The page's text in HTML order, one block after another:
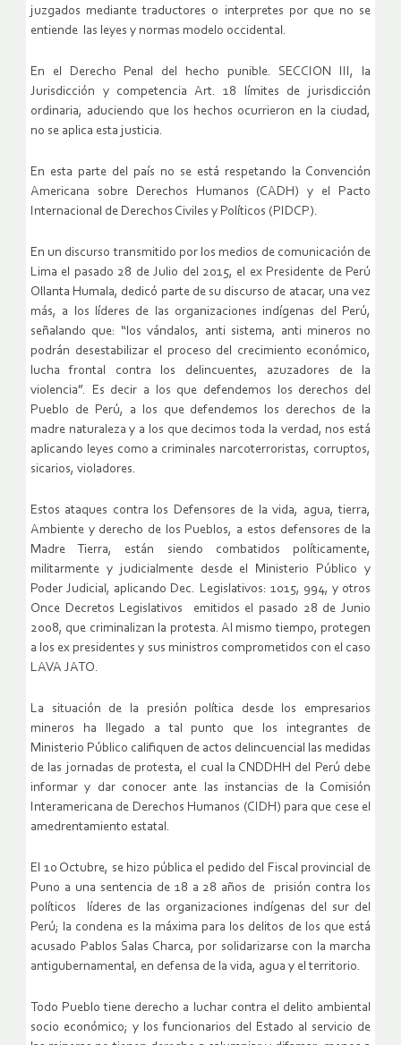
juzgados mediante traductores o interpretes por que no se
entiende las leyes y normas modelo occidental.
En el Derecho Penal del hecho punible. SECCION III, la
Jurisdicción y competencia Art. 18 límites de jurisdicción
ordinaria, aduciendo que los hechos ocurrieron en la ciudad,
no se aplica esta justicia.
En esta parte del país no se está respetando la Convención
Americana sobre Derechos Humanos (CADH) y el Pacto
Internacional de Derechos Civiles y Políticos (PIDCP).
En un discurso transmitido por los medios de comunicación de
Lima el pasado 28 de Julio del 2015, el ex Presidente de Perú
Ollanta Humala, dedicó parte de su discurso de atacar, una vez
más, a los líderes de las organizaciones indígenas del Perú,
señalando que: “los vándalos, anti sistema, anti mineros no
podrán desestabilizar el proceso del crecimiento económico,
lucha frontal contra los delincuentes, azuzadores de la
violencia”. Es decir a los que defendemos los derechos del
Pueblo de Perú, a los que defendemos los derechos de la
madre naturaleza y a los que decimos toda la verdad, nos está
aplicando leyes como a criminales narcoterroristas, corruptos,
sicarios, violadores.
Estos ataques contra los Defensores de la vida, agua, tierra,
Ambiente y derecho de los Pueblos, a estos defensores de la
Madre Tierra, están siendo combatidos políticamente,
militarmente y judicialmente desde el Ministerio Público y
Poder Judicial, aplicando Dec. Legislativos: 1015, 994, y otros
Once Decretos Legislativos emitidos el pasado 28 de Junio
2008, que criminalizan la protesta. Al mismo tiempo, protegen
a los ex presidentes y sus ministros comprometidos con el caso
LAVA JATO.
La situación de la presión política desde los empresarios
mineros ha llegado a tal punto que los integrantes de
Ministerio Público califiquen de actos delincuencial las medidas
de las jornadas de protesta, el cual la CNDDHH del Perú debe
informar y dar conocer ante las instancias de la Comisión
Interamericana de Derechos Humanos (CIDH) para que cese el
amedrentamiento estatal.
El 10 Octubre, se hizo pública el pedido del Fiscal provincial de
Puno a una sentencia de 18 a 28 años de prisión contra los
políticos líderes de las organizaciones indígenas del sur del
Perú; la condena es la máxima para los delitos de los que está
acusado Pablos Salas Charca, por solidarizarse con la marcha
antigubernamental, en defensa de la vida, agua y el territorio.
Todo Pueblo tiene derecho a luchar contra el delito ambiental
socio económico; y los funcionarios del Estado al servicio de